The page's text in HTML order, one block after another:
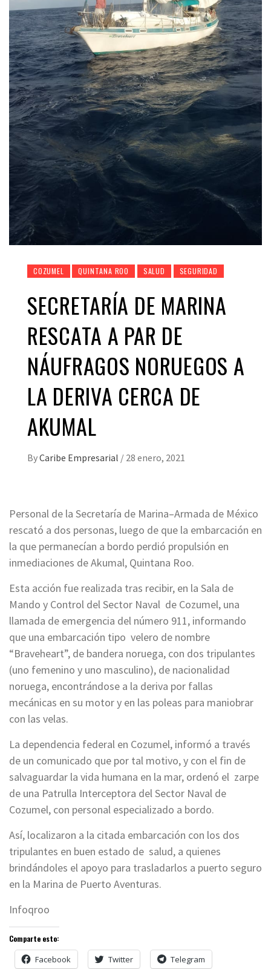
COZUMEL QUINTANA ROO SALUD SEGURIDAD
SECRETARÍA DE MARINA
RESCATA A PAR DE
NÁUFRAGOS NORUEGOS A
LA DERIVA CERCA DE
AKUMAL
ByCaribe Empresarial / 28 enero, 2021
Personal de la Secretaría de Marina–Armada de México
rescató a dos personas, luego de que la embarcación en
la que permanecían a bordo perdió propulsión en
inmediaciones de Akumal, Quintana Roo.
Esta acción fue realizada tras recibir, en la Sala de
Mando y Control del Sector Naval de Cozumel, una
llamada de emergencia del número 911, informando
que una embarcación tipo velero de nombre
“Braveheart”, de bandera noruega, con dos tripulantes
(uno femenino y uno masculino), de nacionalidad
noruega, encontrándose a la deriva por fallas
mecánicas en su motor y en las poleas para maniobrar
con las velas.
La dependencia federal en Cozumel, informó a través
de un comunicado que por tal motivo, y con el fin de
salvaguardar la vida humana en la mar, ordenó el zarpe
de una Patrulla Interceptora del Sector Naval de
Cozumel, con personal especializado a bordo.
Así, localizaron a la citada embarcación con los dos
tripulantes en buen estado de salud, a quienes
brindándoles el apoyo para trasladarlos a puerto seguro
en la Marina de Puerto Aventuras.
Infoqroo
Comparte esto:
Facebook Twitter Telegram